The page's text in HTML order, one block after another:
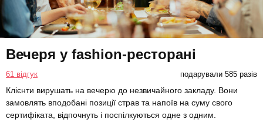
Вечеря у fashion-ресторані
61 відгук подарували 585 разів
Клієнти вирушать на вечерю до незвичайного закладу. Вони
замовлять вподобані позиції страв та напоїв на суму свого
сертифіката, відпочнуть і поспілкуються одне з одним.